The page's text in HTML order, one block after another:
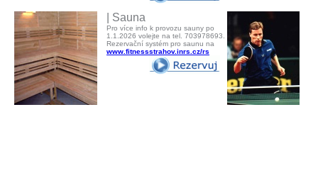
| Sauna
Pro více info k provozu sauny po
1.1.2026 volejte na tel. 703978693.
Rezervační systém pro saunu na
www.fitnessstrahov.inrs.cz/rs